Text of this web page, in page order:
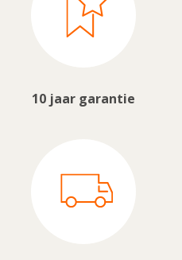
10 jaar garantie